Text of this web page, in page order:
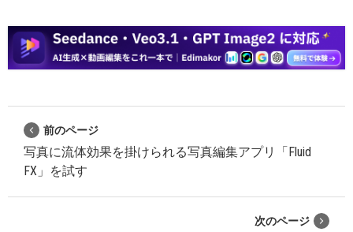
前のページ
写真に流体効果を掛けられる写真編集アプリ「Fluid
FX」を試す
次のページ